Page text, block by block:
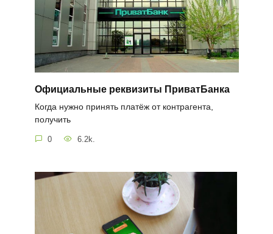
Официальные реквизиты ПриватБанка
Когда нужно принять платёж от контрагента,
получить
0 6.2k.